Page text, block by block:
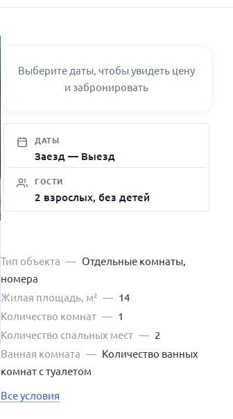
Выберите даты, чтобы увидеть цену
и забронировать
ДАТЫ
Заезд — Выезд
ГОСТИ
2 взрослых, без детей
Тип объекта — Отдельные комнаты,
номера
Жилая площадь, м² — 14
Количество комнат — 1
Количество спальных мест — 2
Ванная комната — Количество ванных
комнат с туалетом
Все условия